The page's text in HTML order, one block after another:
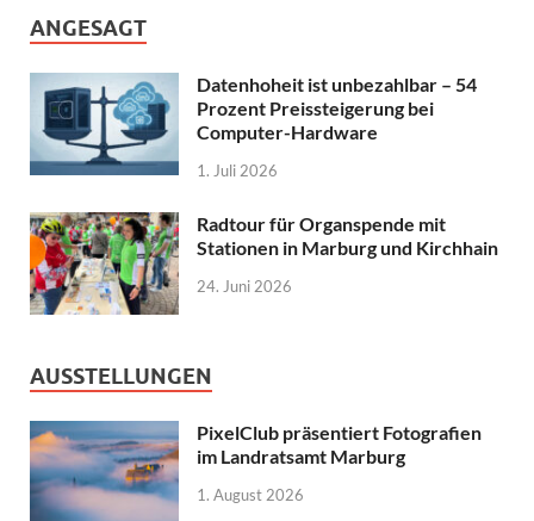
ANGESAGT
Datenhoheit ist unbezahlbar – 54
Prozent Preissteigerung bei
Computer-Hardware
1. Juli 2026
Radtour für Organspende mit
Stationen in Marburg und Kirchhain
24. Juni 2026
AUSSTELLUNGEN
PixelClub präsentiert Fotografien
im Landratsamt Marburg
1. August 2026